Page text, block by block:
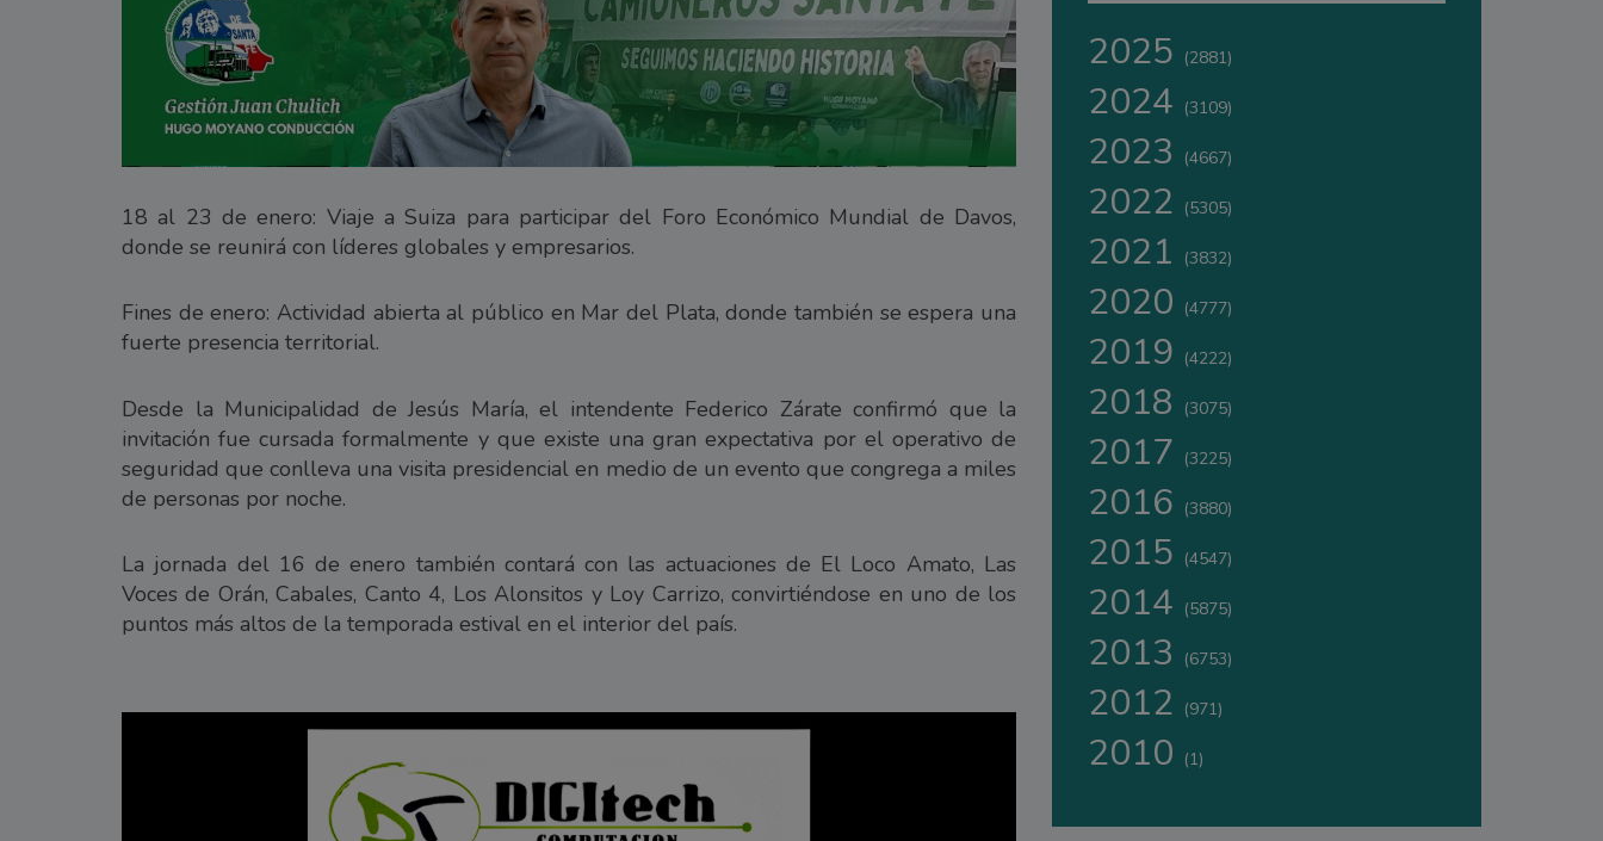
18 al 23 de enero: Viaje a Suiza para participar del Foro Económico Mundial de Davos,
donde se reunirá con líderes globales y empresarios.
Fines de enero: Actividad abierta al público en Mar del Plata, donde también se espera una
fuerte presencia territorial.
Desde la Municipalidad de Jesús María, el intendente Federico Zárate confirmó que la
invitación fue cursada formalmente y que existe una gran expectativa por el operativo de
seguridad que conlleva una visita presidencial en medio de un evento que congrega a miles
de personas por noche.
La jornada del 16 de enero también contará con las actuaciones de El Loco Amato, Las
Voces de Orán, Cabales, Canto 4, Los Alonsitos y Loy Carrizo, convirtiéndose en uno de los
puntos más altos de la temporada estival en el interior del país.
2025 (2881)
2024 (3109)
2023 (4667)
2022 (5305)
2021 (3832)
2020 (4777)
2019 (4222)
2018 (3075)
2017 (3225)
2016 (3880)
2015 (4547)
2014 (5875)
2013 (6753)
2012 (971)
2010 (1)